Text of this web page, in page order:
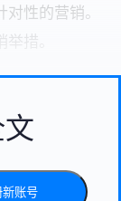
性的营销。
措。
新账号